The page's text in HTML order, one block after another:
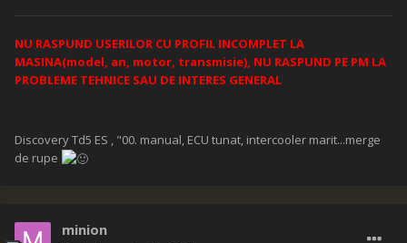
NU RASPUND USERILOR CU PROFIL INCOMPLET LA
MASINA(model, an, motor, transmisie), NU RASPUND PE PM LA
PROBLEME TEHNICE SAU DE INTERES GENERAL
Discovery Td5 ES , "00. manual, ECU tunat, intercooler marit...merge
de rupe
minion